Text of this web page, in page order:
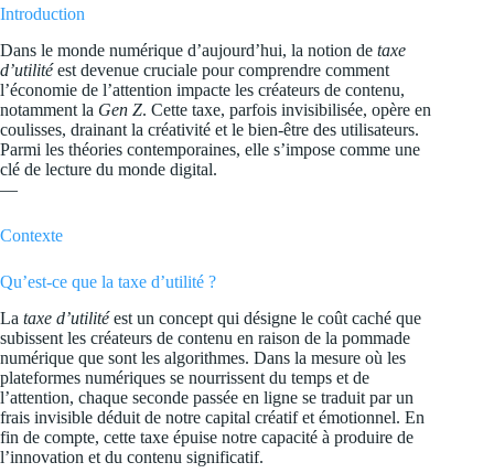
Introduction
Dans le monde numérique d’aujourd’hui, la notion de taxe
d’utilitéest devenue cruciale pour comprendre comment
l’économie de l’attention impacte les créateurs de contenu,
notamment la Gen Z. Cette taxe, parfois invisibilisée, opère en
coulisses, drainant la créativité et le bien-être des utilisateurs.
Parmi les théories contemporaines, elle s’impose comme une
clé de lecture du monde digital.
—
Contexte
Qu’est-ce que la taxe d’utilité ?
La taxe d’utilitéest un concept qui désigne le coût caché que
subissent les créateurs de contenu en raison de la pommade
numérique que sont les algorithmes. Dans la mesure où les
plateformes numériques se nourrissent du temps et de
l’attention, chaque seconde passée en ligne se traduit par un
frais invisible déduit de notre capital créatif et émotionnel. En
fin de compte, cette taxe épuise notre capacité à produire de
l’innovation et du contenu significatif.